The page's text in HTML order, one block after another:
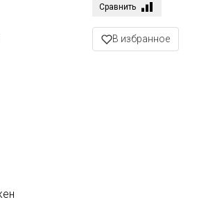
Сравнить
В избранное